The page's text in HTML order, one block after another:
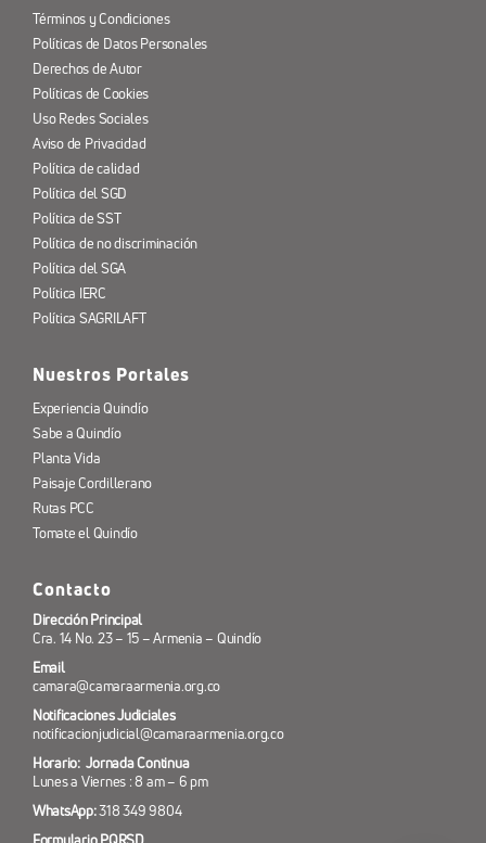
Términos y Condiciones
Políticas de Datos Personales
Derechos de Autor
Políticas de Cookies
Uso Redes Sociales
Aviso de Privacidad
Política de calidad
Política del SGD
Política de SST
Política de no discriminación
Política del SGA
Política IERC
Política SAGRILAFT
Nuestros Portales
Experiencia Quindío
Sabe a Quindío
Planta Vida
Paisaje Cordillerano
Rutas PCC
Tomate el Quindío
Contacto
Dirección Principal
Cra. 14 No. 23 – 15 – Armenia – Quindío
Email
camara@camaraarmenia.org.co
Notificaciones Judiciales
notificacionjudicial@camaraarmenia.org.co
Horario: Jornada Continua
Lunes a Viernes : 8 am – 6 pm
WhatsApp:318 349 9804